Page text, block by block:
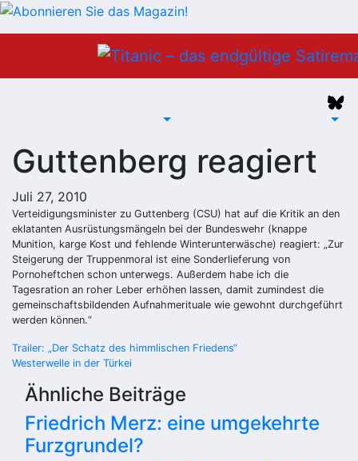
Guttenberg reagiert
Juli 27, 2010
Verteidigungsminister zu Guttenberg (CSU) hat auf die Kritik an den
eklatanten Ausrüstungsmängeln bei der Bundeswehr (knappe
Munition, karge Kost und fehlende Winterunterwäsche) reagiert: „Zur
Steigerung der Truppenmoral ist eine Sonderlieferung von
Pornoheftchen schon unterwegs. Außerdem habe ich die
Tagesration an roher Leber erhöhen lassen, damit zumindest die
gemeinschaftsbildenden Aufnahmerituale wie gewohnt durchgeführt
werden können.“
Beitragsnavigation
Trailer: „Der Schatz des himmlischen Friedens“
Westerwelle in der Türkei
Ähnliche Beiträge
Friedrich Merz: eine umgekehrte
Furzgrundel?